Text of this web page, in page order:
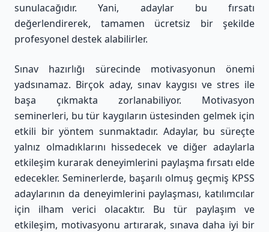
sunulacağıdır. Yani, adaylar bu fırsatı
değerlendirerek, tamamen ücretsiz bir şekilde
profesyonel destek alabilirler.
Sınav hazırlığı sürecinde motivasyonun önemi
yadsınamaz. Birçok aday, sınav kaygısı ve stres ile
başa çıkmakta zorlanabiliyor. Motivasyon
seminerleri, bu tür kaygıların üstesinden gelmek için
etkili bir yöntem sunmaktadır. Adaylar, bu süreçte
yalnız olmadıklarını hissedecek ve diğer adaylarla
etkileşim kurarak deneyimlerini paylaşma fırsatı elde
edecekler. Seminerlerde, başarılı olmuş geçmiş KPSS
adaylarının da deneyimlerini paylaşması, katılımcılar
için ilham verici olacaktır. Bu tür paylaşım ve
etkileşim, motivasyonu artırarak, sınava daha iyi bir